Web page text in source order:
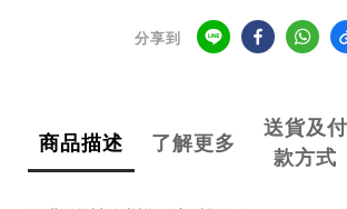
分享到
商品描述 了解更多
送貨及付
款方式